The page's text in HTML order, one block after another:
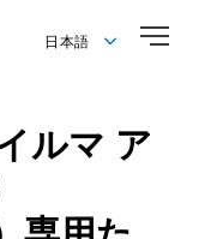
日本語
ルマ ア